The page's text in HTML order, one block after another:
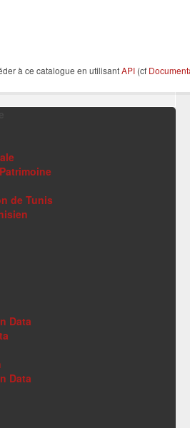
à ce catalogue en utilisantAPI (cf
de Tunis
Data
Data